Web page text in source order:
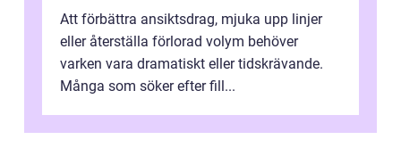
Att förbättra ansiktsdrag, mjuka upp linjer
eller återställa förlorad volym behöver
varken vara dramatiskt eller tidskrävande.
Många som söker efter fill...